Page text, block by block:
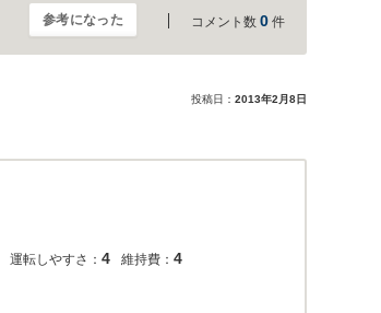
参考になった コメント数 0 件
投稿日： 2013年2月8日
運転しやすさ： 4 維持費： 4